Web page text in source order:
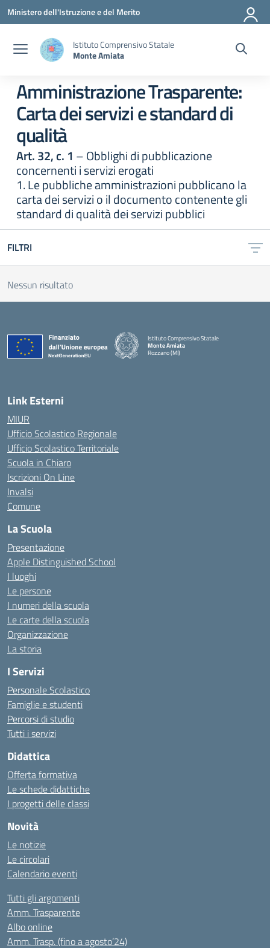
Vai ai contenuti
Vai al menu di navigazione
Vai al footer
Ministero dell'Istruzione e del Merito
Istituto Comprensivo Statale
Monte Amiata
Amministrazione Trasparente:
Carta dei servizi e standard di
qualità
Art. 32, c. 1 – Obblighi di pubblicazione
concernenti i servizi erogati
1. Le pubbliche amministrazioni pubblicano la
carta dei servizi o il documento contenente gli
standard di qualità dei servizi pubblici
FILTRI
Nessun risultato
Istituto Comprensivo Statale
Monte Amiata
Rozzano (MI)
Link Esterni
MIUR
Ufficio Scolastico Regionale
Ufficio Scolastico Territoriale
Scuola in Chiaro
Iscrizioni On Line
Invalsi
Comune
La Scuola
Presentazione
Apple Distinguished School
I luoghi
Le persone
I numeri della scuola
Le carte della scuola
Organizzazione
La storia
I Servizi
Personale Scolastico
Famiglie e studenti
Percorsi di studio
Tutti i servizi
Didattica
Offerta formativa
Le schede didattiche
I progetti delle classi
Novità
Le notizie
Le circolari
Calendario eventi
Tutti gli argomenti
Amm. Trasparente
Albo online
Amm. Trasp. (fino a agosto’24)